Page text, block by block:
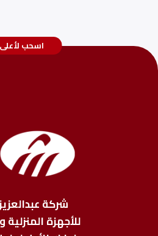
اسحب لأعلى
شركة
للأجهزة